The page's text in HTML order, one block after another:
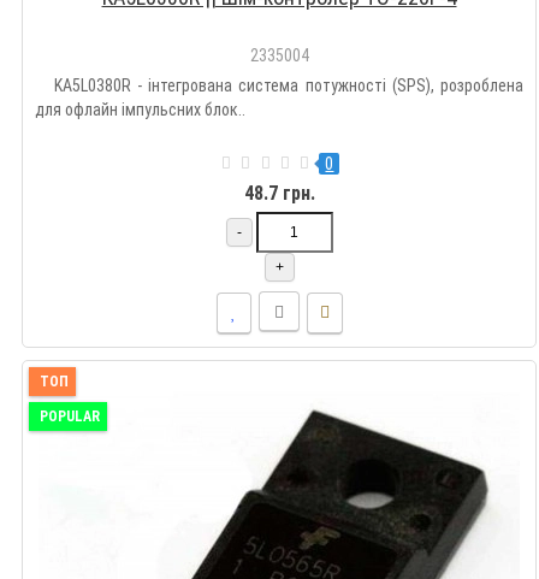
2335004
KA5L0380R - інтегрована система потужності (SPS), розроблена
для офлайн імпульсних блок..
0
48.7 грн.
-
+
ТОП
POPULAR